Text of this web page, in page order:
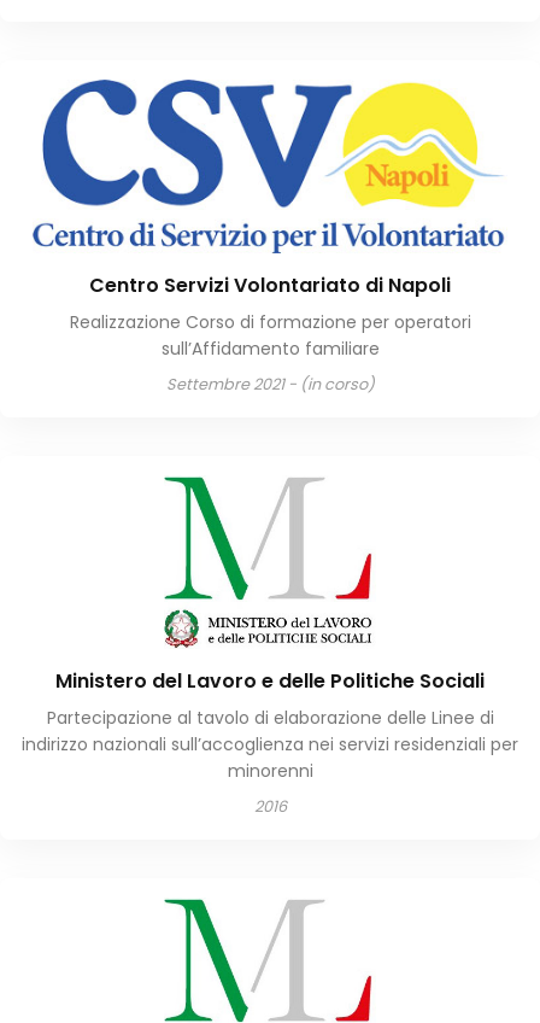
Centro Servizi Volontariato di Napoli
Realizzazione Corso di formazione per operatori
sull’Affidamento familiare
Settembre 2021 - (in corso)
Ministero del Lavoro e delle Politiche Sociali
Partecipazione al tavolo di elaborazione delle Linee di
indirizzo nazionali sull’accoglienza nei servizi residenziali per
minorenni
2016